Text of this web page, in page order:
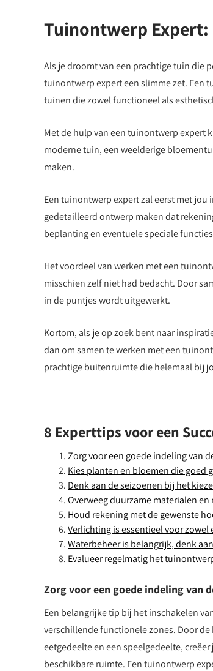
Tuinontwerp
Als je droomt van een prachtige tuin die
tuinontwerp expert een slimme zet. Een
tuinen die zowel functioneel als
Met de hulp van een tuinontwerp expert
moderne tuin, een weelderige
maken.
Een tuinontwerp expert zal eerst met jou
gedetailleerd ontwerp maken dat
beplanting en eventuele speciale
Het voordeel van werken met een
misschien zelf niet had bedacht. Door
in de puntjes wordt uitgewerkt.
Kortom, als je op zoek bent naar
dan om samen te werken met een
prachtige buitenruimte die helemaal bij
8 Experttips voor een
Zorg voor een goede indeling van
Kies planten en bloemen die goed
Denk aan de seizoenen bij het
Overweeg duurzame materialen
Houd rekening met de gewenste
Verlichting is essentieel voor
Waterbeheer is belangrijk, denk
Evalueer regelmatig het
Zorg voor een goede indeling van
Een belangrijke tip bij het inschakelen
verschillende functionele zones. Door
eetgedeelte en een speelgedeelte,
beschikbare ruimte. Een tuinontwerp